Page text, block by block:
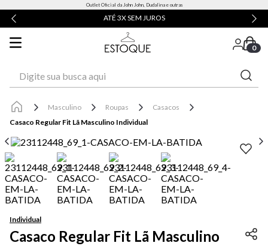
Outlet Oficial da John John, Dudalina e outras
ATÉ 3X SEM JUROS
0
Masculino Roupas
Casacos
Casaco Regular Fit Lã Masculino Individual
Individual
Casaco Regular Fit Lã Masculino